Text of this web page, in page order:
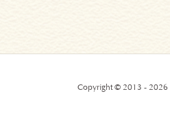
Copyright © 2013 - 2026